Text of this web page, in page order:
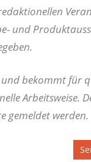
und
bekommt für
Arbeitsweise.
gemeldet werden.